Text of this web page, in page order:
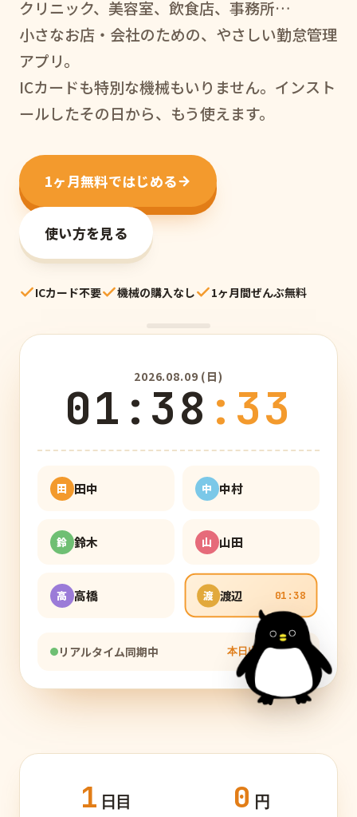
クリニック、美容室、飲食店、事務所…
小さなお店・会社のための、やさしい勤怠管理
アプリ。
ICカードも特別な機械もいりません。インスト
ールしたその日から、もう使えます。
1ヶ月無料ではじめる
使い方を見る
ICカード不要 機械の購入なし 1ヶ月間ぜんぶ無料
2026.08.09 (日)
01 : 38 : 34
田 田中 中 中村
鈴 鈴木 山 山田
高 高橋 渡 渡辺 01:38
リアルタイム同期中 本日出勤2/ 6
1 日目 0 円